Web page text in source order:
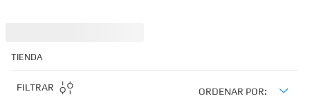
TIENDA
FILTRAR ORDENAR POR